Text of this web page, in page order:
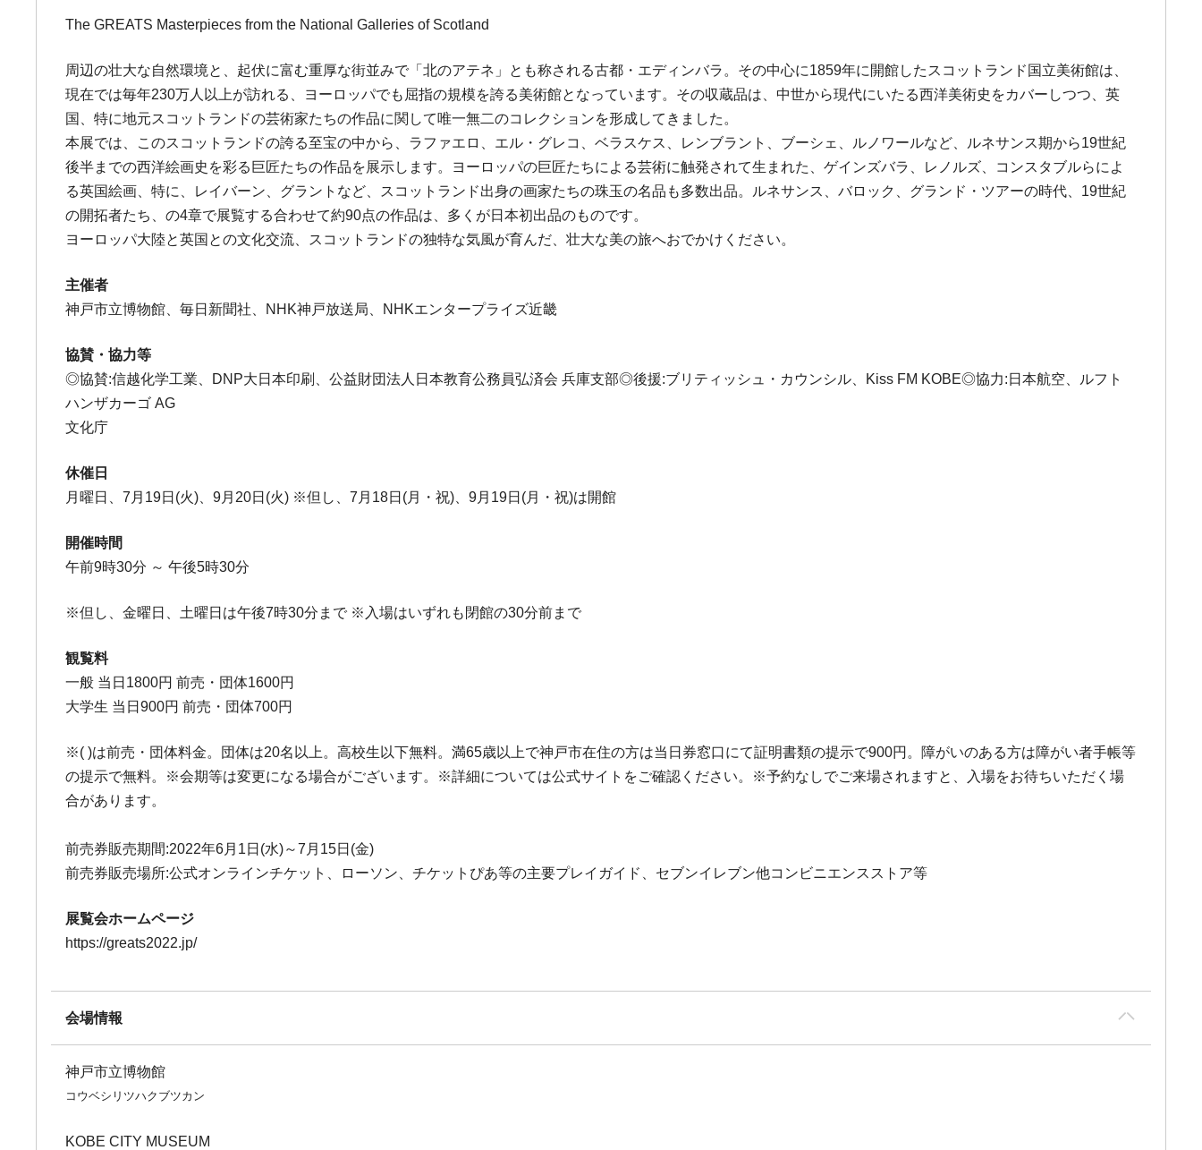
The GREATS Masterpieces from the National Galleries of Scotland
周辺の壮大な自然環境と、起伏に富む重厚な街並みで「北のアテネ」とも称される古都・エディンバラ。その中心に1859年に開館したスコットランド国立美術館は、
現在では毎年230万人以上が訪れる、ヨーロッパでも屈指の規模を誇る美術館となっています。その収蔵品は、中世から現代にいたる西洋美術史をカバーしつつ、英
国、特に地元スコットランドの芸術家たちの作品に関して唯一無二のコレクションを形成してきました。
本展では、このスコットランドの誇る至宝の中から、ラファエロ、エル・グレコ、ベラスケス、レンブラント、ブーシェ、ルノワールなど、ルネサンス期から19世紀
後半までの西洋絵画史を彩る巨匠たちの作品を展示します。ヨーロッパの巨匠たちによる芸術に触発されて生まれた、ゲインズバラ、レノルズ、コンスタブルらによ
る英国絵画、特に、レイバーン、グラントなど、スコットランド出身の画家たちの珠玉の名品も多数出品。ルネサンス、バロック、グランド・ツアーの時代、19世紀
の開拓者たち、の4章で展覧する合わせて約90点の作品は、多くが日本初出品のものです。
ヨーロッパ大陸と英国との文化交流、スコットランドの独特な気風が育んだ、壮大な美の旅へおでかけください。
主催者
神戸市立博物館、毎日新聞社、NHK神戸放送局、NHKエンタープライズ近畿
協賛・協力等
◎協賛:信越化学工業、DNP大日本印刷、公益財団法人日本教育公務員弘済会 兵庫支部◎後援:ブリティッシュ・カウンシル、Kiss FM KOBE◎協力:日本航空、ルフト
ハンザカーゴ AG
文化庁
休催日
月曜日、7月19日(火)、9月20日(火) ※但し、7月18日(月・祝)、9月19日(月・祝)は開館
開催時間
午前9時30分 ～ 午後5時30分
※但し、金曜日、土曜日は午後7時30分まで ※入場はいずれも閉館の30分前まで
観覧料
一般 当日1800円 前売・団体1600円
大学生 当日900円 前売・団体700円
※( )は前売・団体料金。団体は20名以上。高校生以下無料。満65歳以上で神戸市在住の方は当日券窓口にて証明書類の提示で900円。障がいのある方は障がい者手帳等
の提示で無料。※会期等は変更になる場合がございます。※詳細については公式サイトをご確認ください。※予約なしでご来場されますと、入場をお待ちいただく場
合があります。
前売券販売期間:2022年6月1日(水)～7月15日(金)
前売券販売場所:公式オンラインチケット、ローソン、チケットぴあ等の主要プレイガイド、セブンイレブン他コンビニエンスストア等
展覧会ホームページ
https://greats2022.jp/
会場情報
神戸市立博物館
コウベシリツハクブツカン
KOBE CITY MUSEUM